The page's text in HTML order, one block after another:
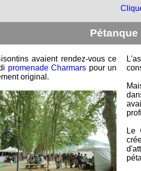
Pétanque
avaient rendez-vous ce
promenade Charmars pour un
original.
Le